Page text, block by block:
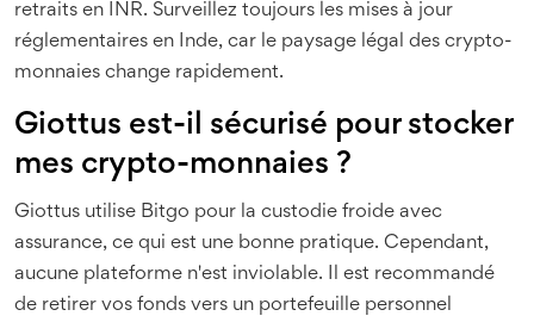
retraits en INR. Surveillez toujours les mises à jour
réglementaires en Inde, car le paysage légal des crypto-
monnaies change rapidement.
Giottus est-il sécurisé pour stocker
mes crypto-monnaies ?
Giottus utilise Bitgo pour la custodie froide avec
assurance, ce qui est une bonne pratique. Cependant,
aucune plateforme n'est inviolable. Il est recommandé
de retirer vos fonds vers un portefeuille personnel